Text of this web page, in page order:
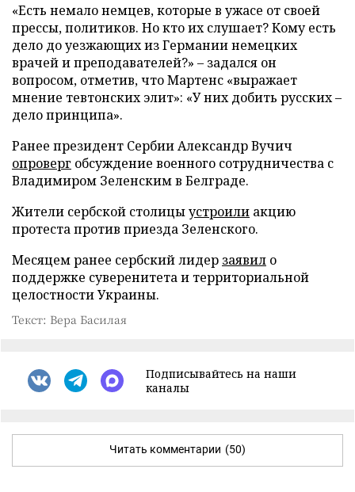
«Есть немало немцев, которые в ужасе от своей
прессы, политиков. Но кто их слушает? Кому есть
дело до уезжающих из Германии немецких
врачей и преподавателей?» – задался он
вопросом, отметив, что Мартенс «выражает
мнение тевтонских элит»: «У них добить русских –
дело принципа».
Ранее президент Сербии Александр Вучич
опроверг обсуждение военного сотрудничества с
Владимиром Зеленским в Белграде.
Жители сербской столицыустроили акцию
протеста против приезда Зеленского.
Месяцем ранее сербский лидер заявил о
поддержке суверенитета и территориальной
целостности Украины.
Текст: Вера Басилая
Подписывайтесь на наши
каналы
Читать комментарии (50)